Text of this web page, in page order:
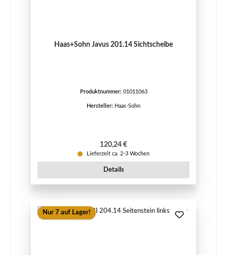
Haas+Sohn Javus 201.14 Sichtscheibe
Produktnummer: 01011063
Hersteller: Haas-Sohn
Regulärer Preis:
120,24 €
Lieferzeit ca. 2-3 Wochen
Details
Nur 7 auf Lager!